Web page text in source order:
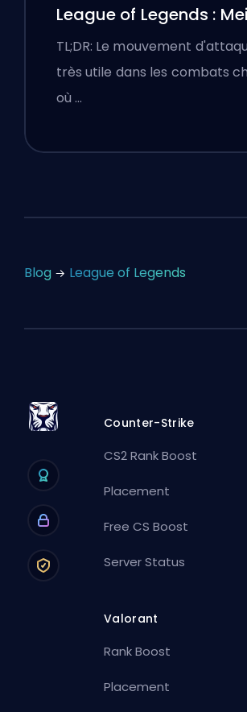
League of Legends :
Configurations
TL;DR: Le mouvement
très utile dans les combats
où …
Blog League of Legends
Counter-Strike
CS2 Rank Boost
Placement
Free CS Boost
Server Status
Valorant
Rank Boost
Placement